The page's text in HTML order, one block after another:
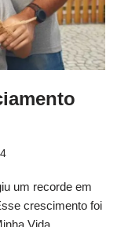
um recorde em
crescimento foi